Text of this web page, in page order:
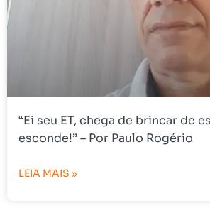
“Ei seu ET, chega de brincar de
esconde!” – Por Paulo Rogério
LEIA MAIS »